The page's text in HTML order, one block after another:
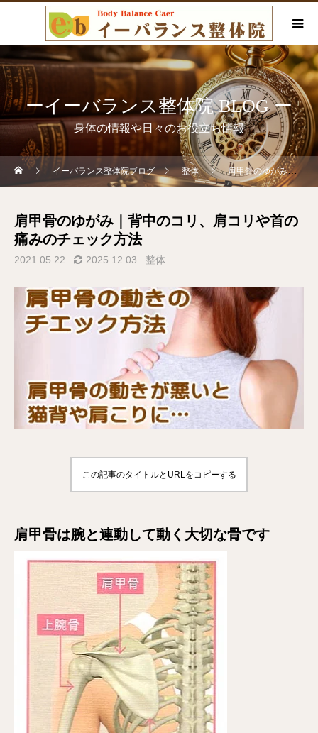
ーイーバランス整体院 BLOG ー
身体の情報や日々のお役立ち情報
イーバランス整体院ブログ 整体 肩甲骨のゆがみ｜背中のコリ、肩コリや首の痛みのチェック方法
肩甲骨のゆがみ｜背中のコリ、肩コリや首の
痛みのチェック方法
2021.05.22 2025.12.03 整体
この記事のタイトルとURLをコピーする
肩甲骨は腕と連動して動く大切な骨です